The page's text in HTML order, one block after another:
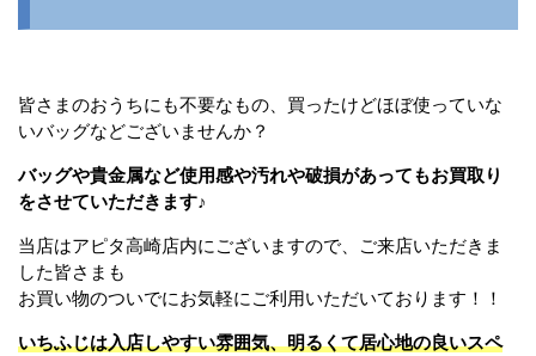
皆さまのおうちにも不要なもの、買ったけどほぼ使っていな
いバッグなどございませんか？
バッグや貴金属など使用感や汚れや破損があってもお買取り
をさせていただきます♪
当店はアピタ高崎店内にございますので、ご来店いただきま
した皆さまも
お買い物のついでにお気軽にご利用いただいております！！
いちふじは入店しやすい雰囲気、明るくて居心地の良いスペ